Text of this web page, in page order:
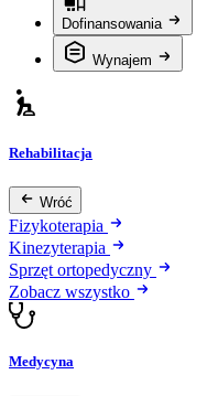
Dofinansowania
Wynajem
Rehabilitacja
Wróć
Fizykoterapia
Kinezyterapia
Sprzęt ortopedyczny
Zobacz wszystko
Medycyna